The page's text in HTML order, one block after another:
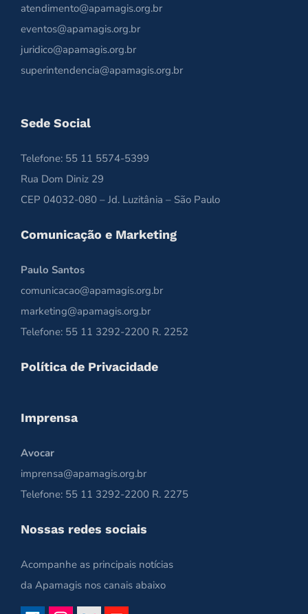
atendimento@apamagis.org.br
eventos@apamagis.org.br
juridico@apamagis.org.br
superintendencia@apamagis.org.br
Sede Social
Telefone: 55 11 5574-5399
Rua Dom Diniz 29
CEP 04032-080 – Jd. Luzitânia – São Paulo
Comunicação e Marketing
Paulo Santos
comunicacao@apamagis.org.br
marketing@apamagis.org.br
Telefone: 55 11 3292-2200 R. 2252
Política de Privacidade
Imprensa
Avocar
imprensa@apamagis.org.br
Telefone: 55 11 3292-2200 R. 2275
Nossas redes sociais
Acompanhe as principais notícias
da Apamagis nos canais abaixo